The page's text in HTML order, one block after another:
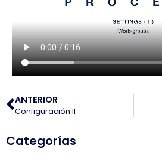
ANTERIOR
Configuración II
Categorías